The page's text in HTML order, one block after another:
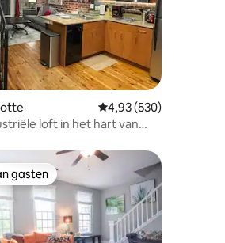
4,96 op 5, 117 recensies
Gemiddelde
4,93 (530)
loft in het hart van
gasten
gasten